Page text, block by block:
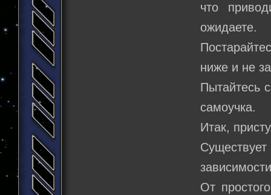
что
ожидаете.
ниже и не
Пытайтесь
самоучка.
Итак,
От